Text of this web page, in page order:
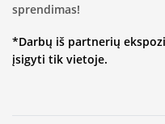
sprendimas!
*Darbų iš partnerių
įsigyti tik vietoje.